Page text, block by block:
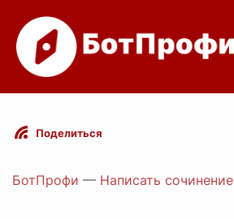
Режимы бота
Цены
Поделиться
БотПрофи — Написать сочинение